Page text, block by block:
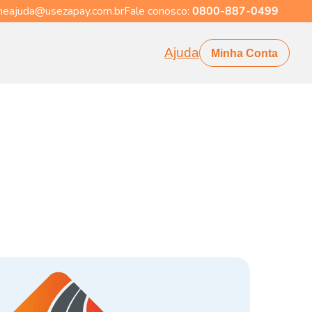
Fale conosco: 0800-887-0499
Ajuda Minha Conta